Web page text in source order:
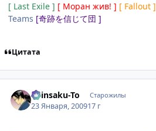
[ Last Exile ] [ Моран жив! ] [ Fallout ]
Teams [奇跡を信じて団 ]
Цитата
Shinsaku-To Старожилы
23 Января, 200917 г